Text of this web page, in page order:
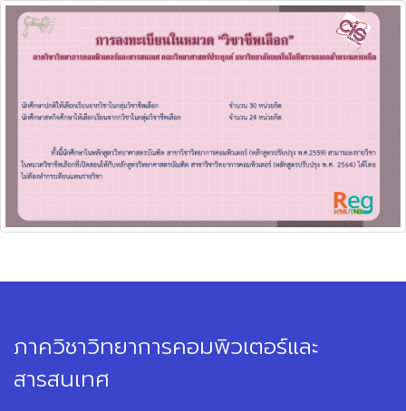
ภาควิชาวิทยาการคอมพิวเตอร์และ
สารสนเทศ